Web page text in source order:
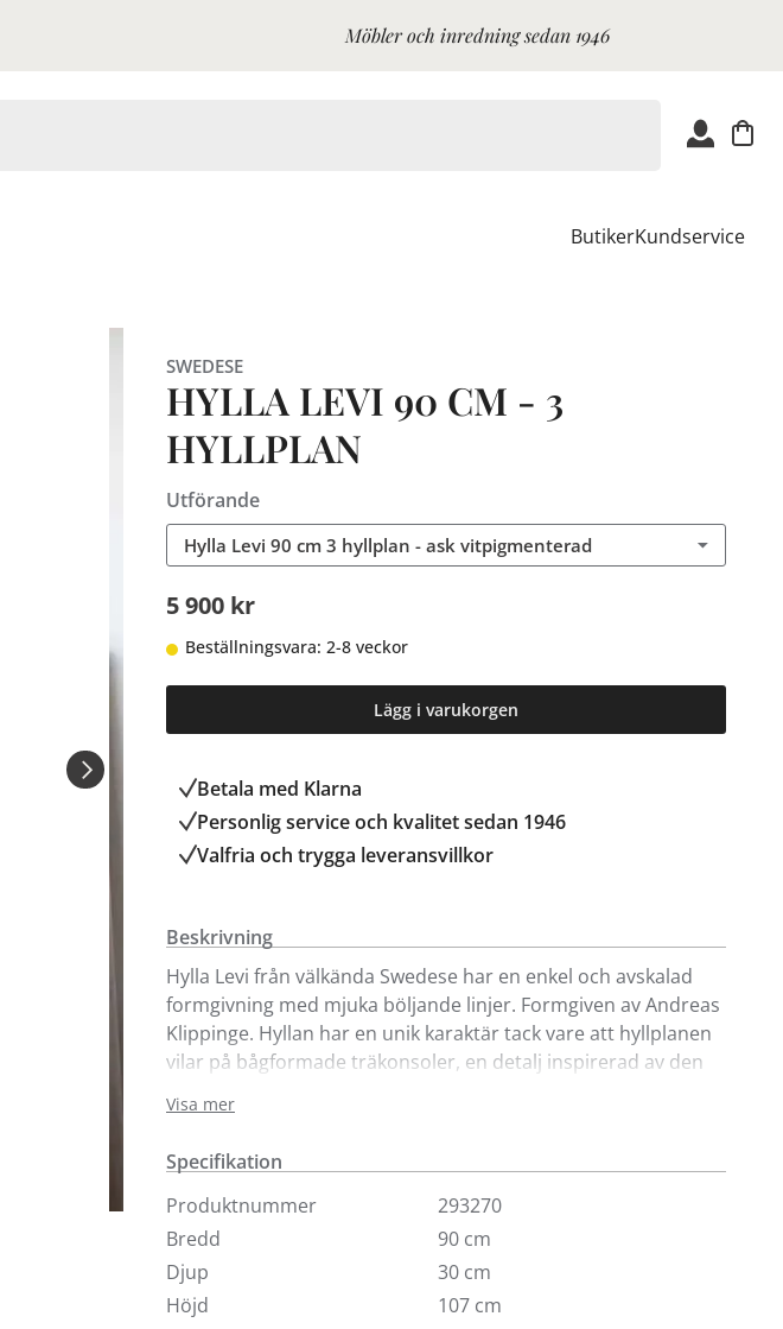
Möbler och inredning sedan 1946
ButikerKundservice
SWEDESE
HYLLA LEVI 90 CM - 3
HYLLPLAN
Utförande
Hylla Levi 90 cm 3 hyllplan - ask vitpigmenterad
5 900 kr
Beställningsvara: 2-8 veckor
Lägg i varukorgen
Betala med Klarna
Personlig service och kvalitet sedan 1946
Valfria och trygga leveransvillkor
Beskrivning
Hylla Levi från välkända Swedese har en enkel och avskalad
formgivning med mjuka böljande linjer. Formgiven av Andreas
Klippinge. Hyllan har en unik karaktär tack vare att hyllplanen
vilar på bågformade träkonsoler, en detalj inspirerad av den
Visas här i bredd 90 cm med 3 hyllplan och mässingsfärgade
beslag i ask och ek med olika ytbehandlingar. Finns även med
1,2 och 5 hyllplan i olika bredder.
Visa mer
Specifikation
Produktnummer
293270
Bredd
90 cm
Djup
30 cm
Höjd
107 cm